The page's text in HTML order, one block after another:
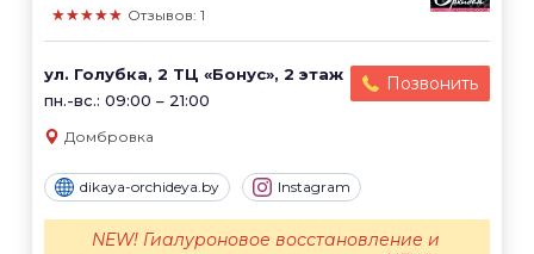
★★★★★ Отзывов: 1
ул. Голубка, 2 ТЦ «Бонус», 2 этаж
пн.-вс.: 09:00 – 21:00
Позвонить
Домбровка
dikaya-orchideya.by Instagram
NEW! Гиалуроновое восстановление и